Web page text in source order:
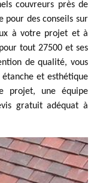
couvreurs près de
pour des conseils sur
à votre projet et à
tout 27500 et ses
de qualité, vous
et esthétique
projet, une équipe
gratuit adéquat à